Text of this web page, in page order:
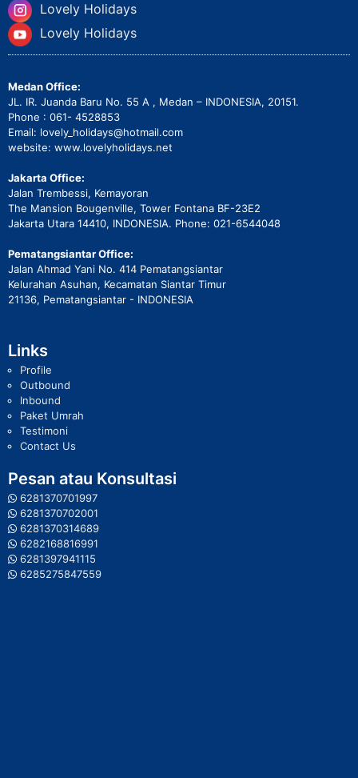
Lovely Holidays
Lovely Holidays
Medan Office:
JL. IR. Juanda Baru No. 55 A , Medan – INDONESIA, 20151.
Phone : 061- 4528853
Email: lovely_holidays@hotmail.com
website: www.lovelyholidays.net
Jakarta Office:
Jalan Trembessi, Kemayoran
The Mansion Bougenville, Tower Fontana BF-23E2
Jakarta Utara 14410, INDONESIA. Phone: 021-6544048
Pematangsiantar Office:
Jalan Ahmad Yani No. 414 Pematangsiantar
Kelurahan Asuhan, Kecamatan Siantar Timur
21136, Pematangsiantar - INDONESIA
Links
Profile
Outbound
Inbound
Paket Umrah
Testimoni
Contact Us
Pesan atau Konsultasi
6281370701997
6281370702001
6281370314689
6282168816991
6281397941115
6285275847559